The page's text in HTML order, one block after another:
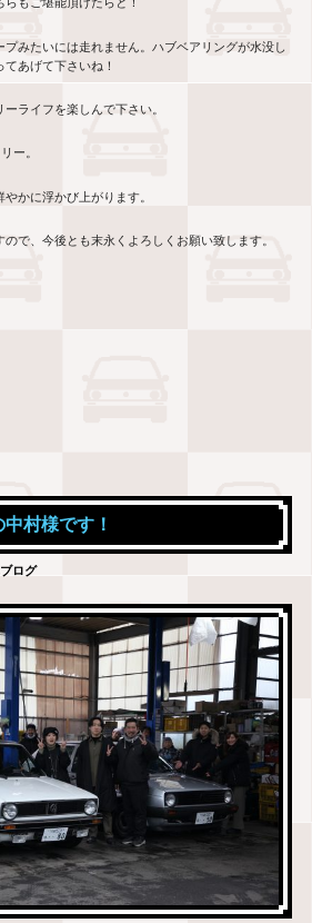
みたいには走れません。ハブベアリングが水没し
あげて下さいね！
ライフを楽しんで下さい。
ー。
かに浮かび上がります。
で、今後とも末永くよろしくお願い致します。
村様です！
ログ